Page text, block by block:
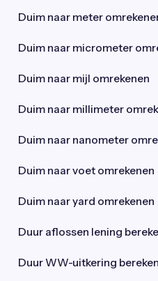
Duim naar meter
Duim naar micrometer
Duim naar mijl omrekenen
Duim naar millimeter
Duim naar nanometer
Duim naar voet omrekenen
Duim naar yard omrekenen
Duur aflossen lening
Duur WW-uitkering